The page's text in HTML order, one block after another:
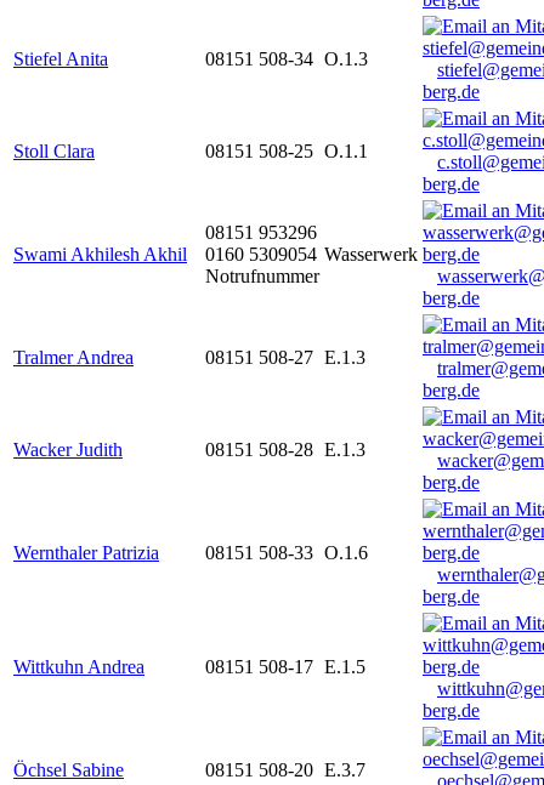
Stiefel Anita 08151 508-34 O.1.3
berg.de
Stoll Clara 08151 508-25 O.1.1
berg.de
Swami Akhilesh Akhil
08151 953296
0160 5309054
Notrufnummer
Wasserwerk
berg.de
Tralmer Andrea 08151 508-27 E.1.3
berg.de
Wacker Judith 08151 508-28 E.1.3
berg.de
Wernthaler Patrizia 08151 508-33 O.1.6
berg.de
Wittkuhn Andrea 08151 508-17 E.1.5
berg.de
Öchsel Sabine 08151 508-20 E.3.7